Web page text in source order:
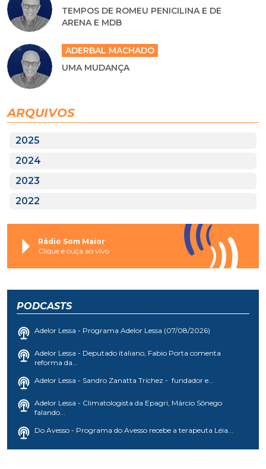
TEMPOS DE ROMEU PENICILINA E DE
ARENA E MDB
ADERBAL MACHADO
UMA MUDANÇA
ARQUIVOS
2025
2024
2023
2022
Rádio Som Maior
Clique e ouça ao vivo
PODCASTS
Adelor Lessa - Programa Adelor Lessa (07/08/2026)
Adelor Lessa - Deputado italiano, Fabio Porta comenta
reforma da...
Adelor Lessa - Sandro Zanatta Trichez - fundador e...
Adelor Lessa - Climatologista da Epagri, Márcio Sônego
falando...
Do Avesso - Programa do Avesso recebe a terapeuta Léia...